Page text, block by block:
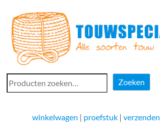
naar
inhoud
Touwspecialist.nl
Zoeken
Zoeken
winkelwagen | proefstuk |verzenden